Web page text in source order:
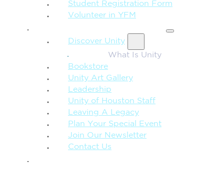
Student Registration Form
Volunteer in YFM
Discover Unity
What Is Unity
Bookstore
Unity Art Gallery
Leadership
Unity of Houston Staff
Leaving A Legacy
Plan Your Special Event
Join Our Newsletter
Contact Us